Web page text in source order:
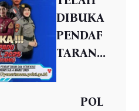
DIBUKA
PENDAF
TARAN...
POL